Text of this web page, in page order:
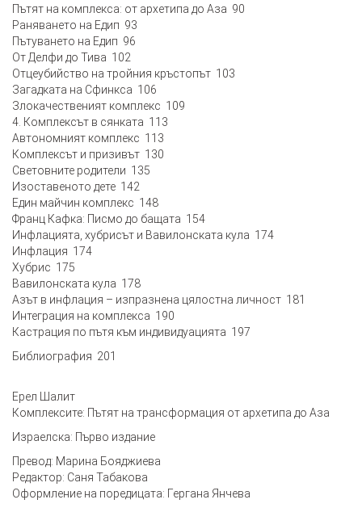
Пътят на комплекса: от архетипа до Аза 90
Раняването на Едип 93
Пътуването на Едип 96
От Делфи до Тива 102
Отцеубийство на тройния кръстопът 103
Загадката на Сфинкса 106
Злокачественият комплекс 109
4. Комплексът в сянката 113
Автономният комплекс 113
Комплексът и призивът 130
Световните родители 135
Изоставеното дете 142
Един майчин комплекс 148
Франц Кафка: Писмо до бащата 154
Инфлацията, хубрисът и Вавилонската кула 174
Инфлация 174
Хубрис 175
Вавилонската кула 178
Азът в инфлация – изпразнена цялостна личност 181
Интеграция на комплекса 190
Кастрация по пътя към индивидуацията 197
Библиография 201
Ерел Шалит
Комплексите: Пътят на трансформация от архетипа до Аза
Израелска: Първо издание
Превод: Марина Бояджиева
Редактор: Саня Табакова
Оформление на поредицата: Гергана Янчева